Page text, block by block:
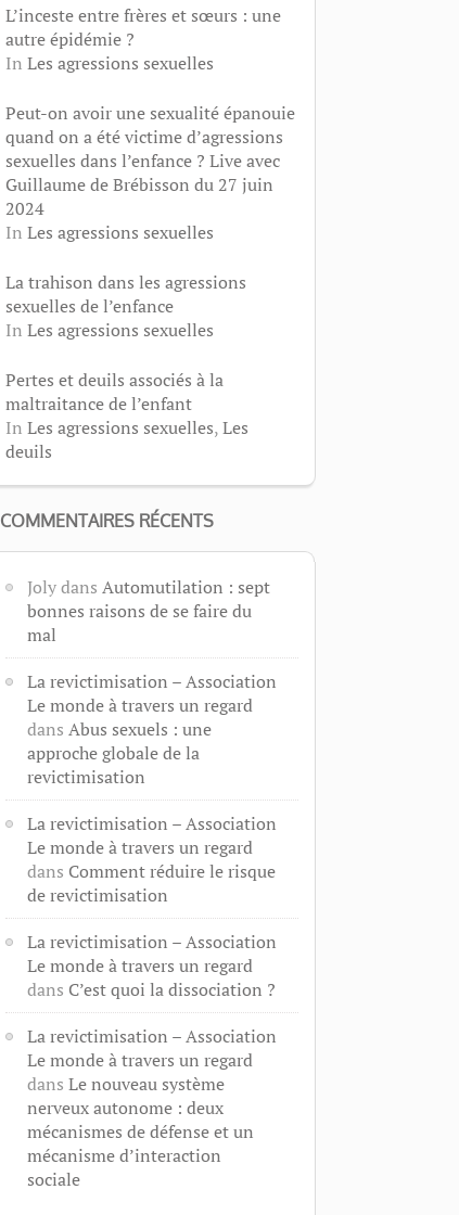
L’inceste entre frères et sœurs : une
autre épidémie ?
In Les agressions sexuelles
Peut-on avoir une sexualité épanouie
quand on a été victime d’agressions
sexuelles dans l’enfance ? Live avec
Guillaume de Brébisson du 27 juin
2024
In Les agressions sexuelles
La trahison dans les agressions
sexuelles de l’enfance
In Les agressions sexuelles
Pertes et deuils associés à la
maltraitance de l’enfant
In Les agressions sexuelles,Les
deuils
COMMENTAIRES RÉCENTS
Jolydans Automutilation : sept
bonnes raisons de se faire du
mal
La revictimisation – Association
Le monde à travers un regard
dans Abus sexuels : une
approche globale de la
revictimisation
La revictimisation – Association
Le monde à travers un regard
dans Comment réduire le risque
de revictimisation
La revictimisation – Association
Le monde à travers un regard
dans C’est quoi la dissociation ?
La revictimisation – Association
Le monde à travers un regard
dans Le nouveau système
nerveux autonome : deux
mécanismes de défense et un
mécanisme d’interaction
sociale